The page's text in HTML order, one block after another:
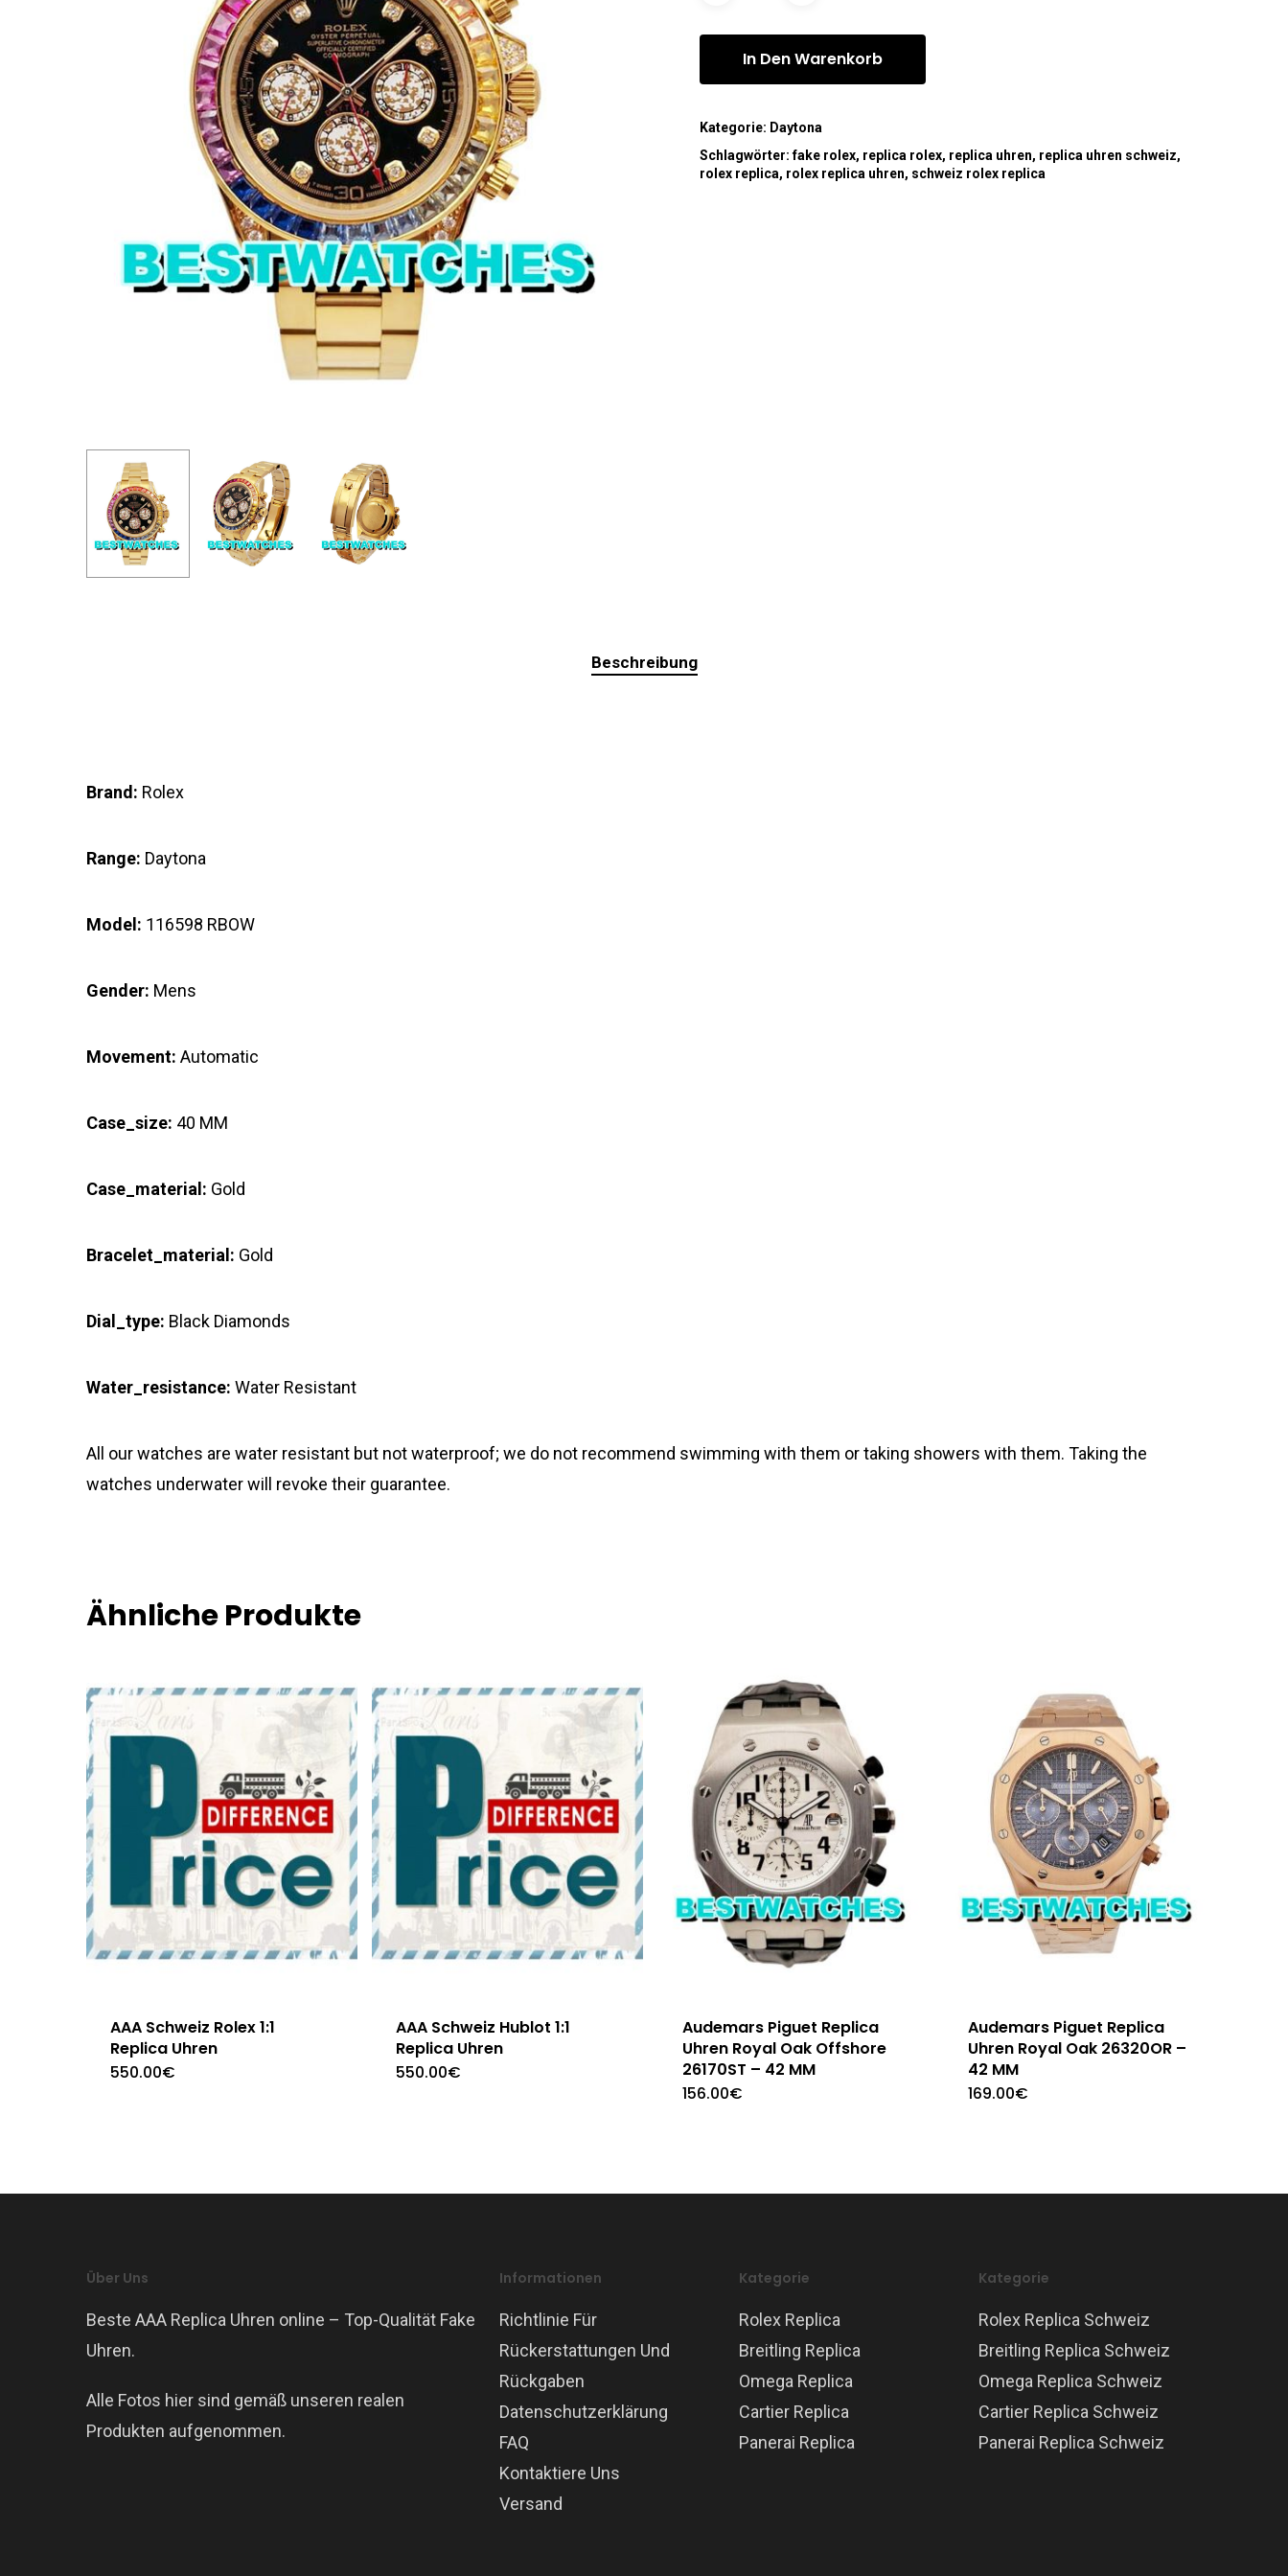
In Den Warenkorb
Kategorie: Daytona
Schlagwörter:fake rolex, replica rolex, replica uhren, replica uhren schweiz,
rolex replica, rolex replica uhren, schweiz rolex replica
Beschreibung
Brand: Rolex
Range: Daytona
Model: 116598 RBOW
Gender: Mens
Movement: Automatic
Case_size: 40 MM
Case_material: Gold
Bracelet_material: Gold
Dial_type: Black Diamonds
Water_resistance: Water Resistant
All our watches are water resistant but not waterproof; we do not recommend swimming with them or taking showers with them. Taking the
watches underwater will revoke their guarantee.
Ähnliche Produkte
AAA Schweiz Rolex 1:1
Replica Uhren
550.00€
AAA Schweiz Hublot 1:1
Replica Uhren
550.00€
Audemars Piguet Replica
Uhren Royal Oak Offshore
26170ST – 42 MM
156.00€
Audemars Piguet Replica
Uhren Royal Oak 26320OR –
42 MM
169.00€
Über Uns
Beste AAA Replica Uhren online – Top-Qualität Fake
Uhren.
Alle Fotos hier sind gemäß unseren realen
Produkten aufgenommen.
Informationen
Richtlinie Für
Rückerstattungen Und
Rückgaben
Datenschutzerklärung
FAQ
Kontaktiere Uns
Versand
Kategorie
Rolex Replica
Breitling Replica
Omega Replica
Cartier Replica
Panerai Replica
Kategorie
Rolex Replica Schweiz
Breitling Replica Schweiz
Omega Replica Schweiz
Cartier Replica Schweiz
Panerai Replica Schweiz